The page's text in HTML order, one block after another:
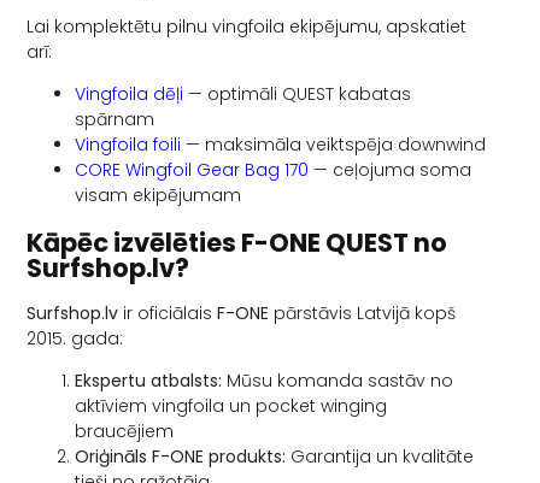
Lai komplektētu pilnu vingfoila ekipējumu, apskatiet
arī:
Vingfoila dēļi — optimāli QUEST kabatas
spārnam
Vingfoila foili — maksimāla veiktspēja downwind
CORE Wingfoil Gear Bag 170 — ceļojuma soma
visam ekipējumam
Kāpēc izvēlēties F-ONE QUEST no
Surfshop.lv?
Surfshop.lv ir oficiālaisF-ONE pārstāvis Latvijā kopš
2015. gada:
Ekspertu atbalsts: Mūsu komanda sastāv no
aktīviem vingfoila un pocket winging
braucējiem
Oriģināls F-ONE produkts: Garantija un kvalitāte